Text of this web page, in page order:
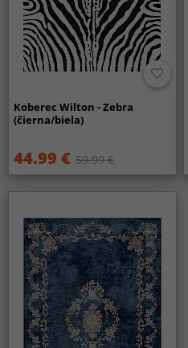
Koberec Wilton - Zebra
(čierna/biela)
44.99 € 59.99 €